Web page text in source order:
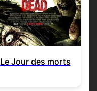
Le Jour des morts